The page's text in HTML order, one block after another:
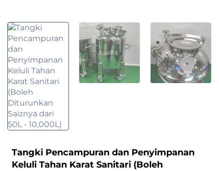
Tangki Pencampuran dan Penyimpanan
Keluli Tahan Karat Sanitari (Boleh